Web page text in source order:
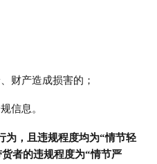
财产造成损害的；
信息。
为，且违规程度均为“情节轻
者的违规程度为“情节严